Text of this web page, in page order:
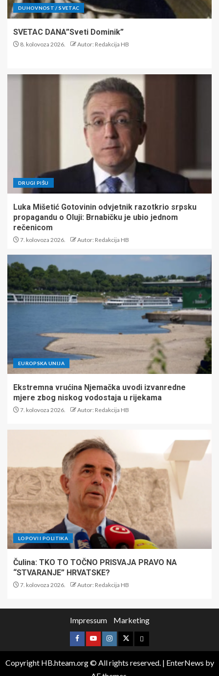
DUHOVNOST / SVETAC
SVETAC DANA”Sveti Dominik”
8. kolovoza 2026. Autor: Redakcija HB
DRUGI PIŠU
Luka Mišetić Gotovinin odvjetnik razotkrio srpsku
propagandu o Oluji: Brnabičku je ubio jednom
rečenicom
7. kolovoza 2026. Autor: Redakcija HB
EUROPSKA UNIJA
Ekstremna vrućina Njemačka uvodi izvanredne
mjere zbog niskog vodostaja u rijekama
7. kolovoza 2026. Autor: Redakcija HB
LOPOVI I POLITIKA
Čulina: TKO TO TOČNO PRISVAJA PRAVO NA
“STVARANJE” HRVATSKE?
7. kolovoza 2026. Autor: Redakcija HB
Impressum Marketing
Copyright HB.hteam.org © All rights reserved. | EnterNews by